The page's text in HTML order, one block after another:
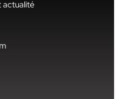
actualité